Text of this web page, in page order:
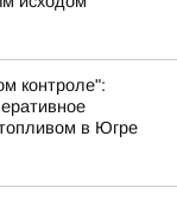
контроле":
в Югре